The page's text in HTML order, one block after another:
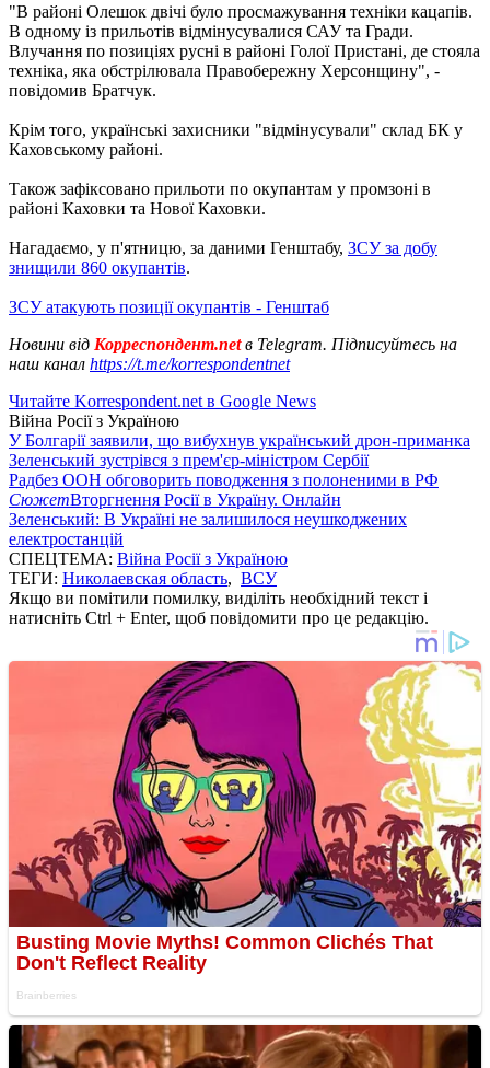
"В районі Олешок двічі було просмажування техніки кацапів.
В одному із прильотів відмінусувалися САУ та Гради.
Влучання по позиціях русні в районі Голої Пристані, де стояла
техніка, яка обстрілювала Правобережну Херсонщину", -
повідомив Братчук.
Крім того, українські захисники "відмінусували" склад БК у
Каховському районі.
Також зафіксовано прильоти по окупантам у промзоні в
районі Каховки та Нової Каховки.
Нагадаємо, у п'ятницю, за даними Генштабу, ЗСУ за добу
знищили 860 окупантів.
ЗСУ атакують позиції окупантів - Генштаб
Новини від Корреспондент.netв Telegram. Підписуйтесь на
наш канал https://t.me/korrespondentnet
Читайте Korrespondent.net в Google News
Війна Росії з Україною
У Болгарії заявили, що вибухнув український дрон-приманка
Зеленський зустрівся з прем'єр-міністром Сербії
Радбез ООН обговорить поводження з полоненими в РФ
СюжетВторгнення Росії в Україну. Онлайн
Зеленський: В Україні не залишилося неушкоджених
електростанцій
СПЕЦТЕМА: Війна Росії з Україною
ТЕГИ: Николаевская область, ВСУ
Якщо ви помітили помилку, виділіть необхідний текст і
натисніть Ctrl + Enter, щоб повідомити про це редакцію.